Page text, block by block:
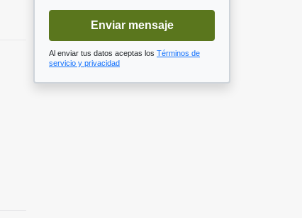
Enviar mensaje
Al enviar tus datos aceptas los Términos de
servicio y privacidad